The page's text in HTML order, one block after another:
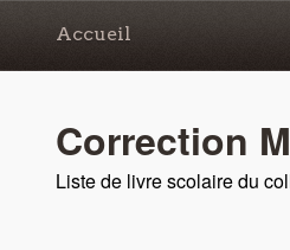
Accueil
Correction
Liste de livre scolaire du